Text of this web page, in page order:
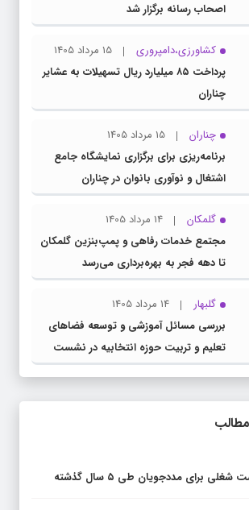
اصحاب رسانه برگزار شد
کشاورزی،دامپروری
15 مرداد 1405
پرداخت ۸۵ میلیارد ریال تسهیلات به عشایر
چناران
چناران
15 مرداد 1405
برنامه‌ریزی برای برگزاری نمایشگاه جامع
اشتغال و نوآوری بانوان در چناران
گلمکان
14 مرداد 1405
مجتمع خدمات رفاهی و پمپ‌بنزین گلمکان
تا دهه فجر به بهره‌برداری می‌رسد
گلبهار
14 مرداد 1405
بررسی مسائل آموزشی و توسعه فضاهای
تعلیم و تربیت حوزه انتخابیه در نشست
مشترک عضو کمیسیون آموزش مجلس با